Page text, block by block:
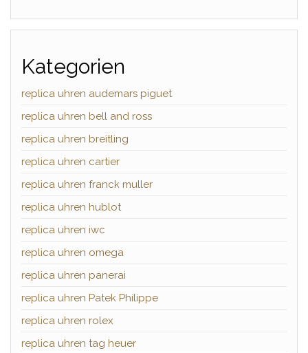
Kategorien
replica uhren audemars piguet
replica uhren bell and ross
replica uhren breitling
replica uhren cartier
replica uhren franck muller
replica uhren hublot
replica uhren iwc
replica uhren omega
replica uhren panerai
replica uhren Patek Philippe
replica uhren rolex
replica uhren tag heuer